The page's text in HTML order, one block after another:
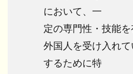
において、一
定の専門性・技能
外国人を受け入れ
するために特